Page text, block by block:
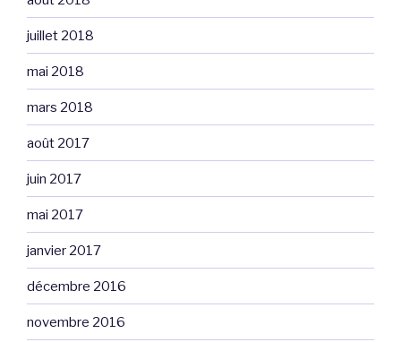
juillet 2018
mai 2018
mars 2018
août 2017
juin 2017
mai 2017
janvier 2017
décembre 2016
novembre 2016